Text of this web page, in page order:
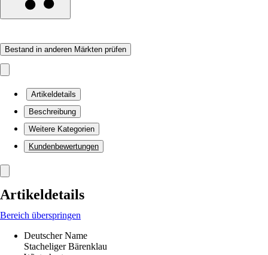
Bestand in anderen Märkten prüfen
Artikeldetails
Beschreibung
Weitere Kategorien
Kundenbewertungen
Artikeldetails
Bereich überspringen
Deutscher Name
Stacheliger Bärenklau